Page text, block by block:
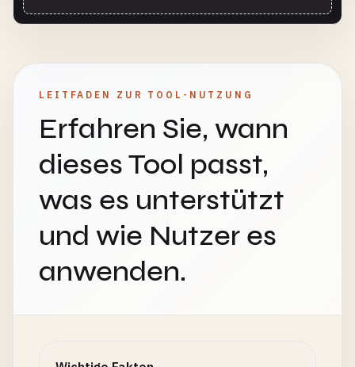
LEITFADEN ZUR TOOL-NUTZUNG
Erfahren Sie, wann
dieses Tool passt,
was es unterstützt
und wie Nutzer es
anwenden.